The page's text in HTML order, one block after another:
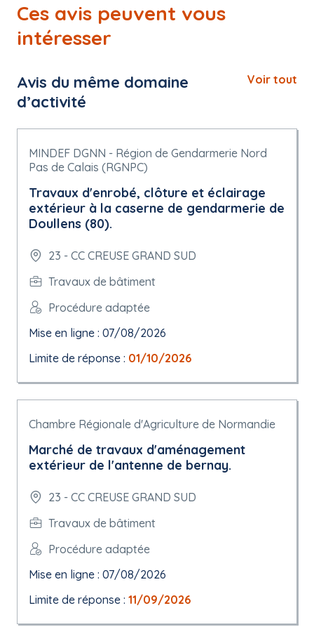
Ces avis peuvent vous
intéresser
Avis du même domaine
d’activité
Voir tout
MINDEF DGNN - Région de Gendarmerie Nord
Pas de Calais (RGNPC)
Travaux d'enrobé, clôture et éclairage
extérieur à la caserne de gendarmerie de
Doullens (80).
23 - CC CREUSE GRAND SUD
Travaux de bâtiment
Procédure adaptée
Mise en ligne : 07/08/2026
Limite de réponse : 01/10/2026
Chambre Régionale d'Agriculture de Normandie
Marché de travaux d'aménagement
extérieur de l'antenne de bernay.
23 - CC CREUSE GRAND SUD
Travaux de bâtiment
Procédure adaptée
Mise en ligne : 07/08/2026
Limite de réponse : 11/09/2026